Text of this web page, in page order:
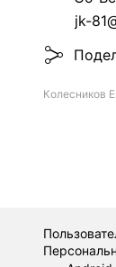
jk-
Колесников